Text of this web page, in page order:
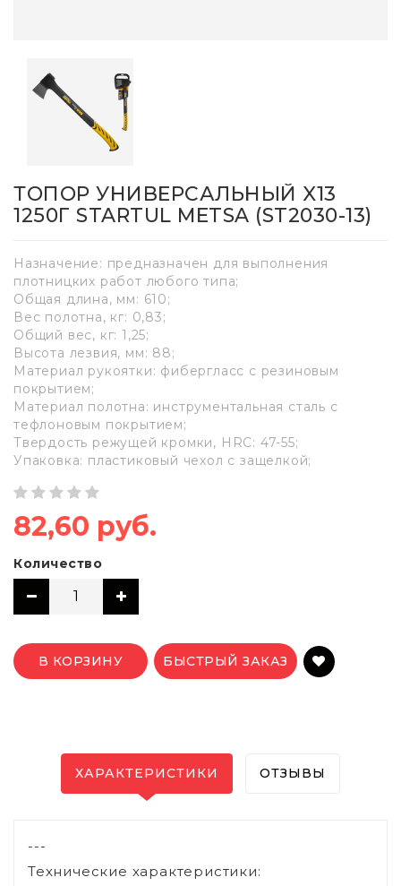
ТОПОР УНИВЕРСАЛЬНЫЙ X13
1250Г STARTUL METSA (ST2030-13)
Назначение: предназначен для выполнения
плотницких работ любого типа;
Общая длина, мм: 610;
Вес полотна, кг: 0,83;
Общий вес, кг: 1,25;
Высота лезвия, мм: 88;
Материал рукоятки: фибергласс с резиновым
покрытием;
Материал полотна: инструментальная сталь с
тефлоновым покрытием;
Твердость режущей кромки, HRC: 47-55;
Упаковка: пластиковый чехол с защелкой;
82,60 руб.
Количество
В КОРЗИНУ БЫСТРЫЙ ЗАКАЗ
ХАРАКТЕРИСТИКИ ОТЗЫВЫ
---
Технические характеристики: